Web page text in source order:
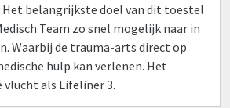
belangrijkste doel van dit toestel
Team zo snel mogelijk naar in
Waarbij de trauma-arts direct op
hulp kan verlenen. Het
als Lifeliner 3.